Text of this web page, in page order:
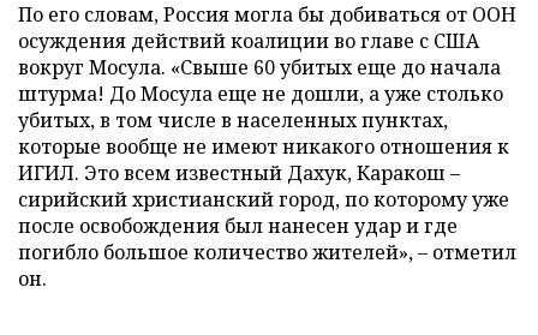
По его словам, Россия могла бы добиваться от ООН
осуждения действий коалиции во главе с США
вокруг Мосула. «Свыше 60 убитых еще до начала
штурма! До Мосула еще не дошли, а уже столько
убитых, в том числе в населенных пунктах,
которые вообще не имеют никакого отношения к
ИГИЛ. Это всем известный Дахук, Каракош –
сирийский христианский город, по которому уже
после освобождения был нанесен удар и где
погибло большое количество жителей», – отметил
он.